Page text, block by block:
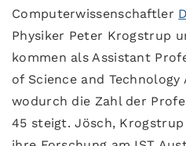
Computerwissenschaftler
Physiker Peter Krogstrup
kommen als Assistant
of Science and
wodurch die Zahl der
45 steigt. Jösch,